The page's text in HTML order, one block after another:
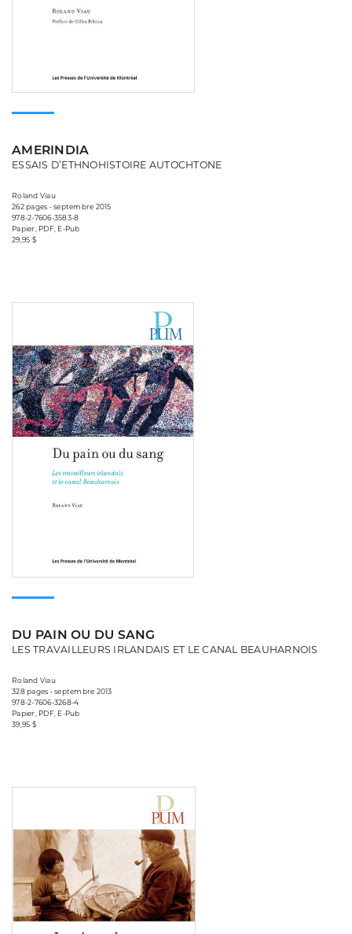
AMERINDIA
ESSAIS D’ETHNOHISTOIRE AUTOCHTONE
Roland Viau
262 pages • septembre 2015
978-2-7606-3583-8
Papier, PDF, E-Pub
29,95 $
DU PAIN OU DU SANG
LES TRAVAILLEURS IRLANDAIS ET LE CANAL BEAUHARNOIS
Roland Viau
328 pages • septembre 2013
978-2-7606-3268-4
Papier, PDF, E-Pub
39,95 $